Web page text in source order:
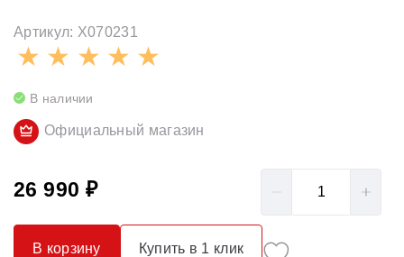
Артикул: X070231
В наличии
Официальный магазин
26 990 ₽
В корзину Купить в 1 клик